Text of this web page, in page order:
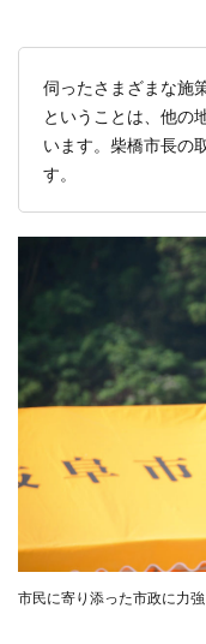
伺ったさまざまな施
ということは、他の
います。柴橋市長の
す。
市民に寄り添った市政に力